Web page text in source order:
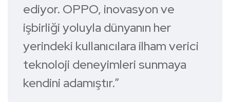
ediyor. OPPO, inovasyon ve
işbirliği yoluyla dünyanın her
yerindeki kullanıcılara ilham verici
teknoloji deneyimleri sunmaya
kendini adamıştır.”